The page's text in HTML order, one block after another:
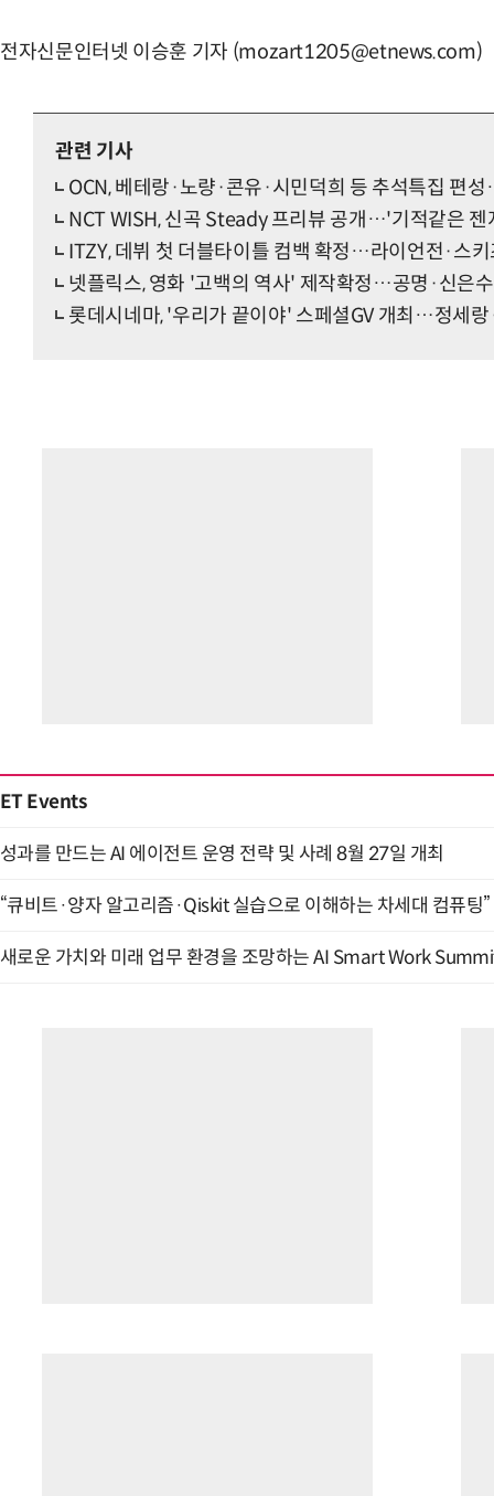
전자신문인터넷 이승훈 기자 (mozart1205@etnews.com)
관련 기사
OCN, 베테랑·노량·콘유·시민덕희 등 추석특집 편
NCT WISH, 신곡 Steady 프리뷰 공개…'기적같은 젠
ITZY, 데뷔 첫 더블타이틀 컴백 확정…라이언전·스
넷플릭스, 영화 '고백의 역사' 제작확정…공명·신은
롯데시네마, '우리가 끝이야' 스페셜GV 개최…정세랑
ET Events
성과를 만드는 AI 에이전트 운영 전략 및 사례 8월 27일 개최
“큐비트·양자 알고리즘·Qiskit 실습으로 이해하는 차세대 컴퓨팅
새로운 가치와 미래 업무 환경을 조망하는 AI Smart Work